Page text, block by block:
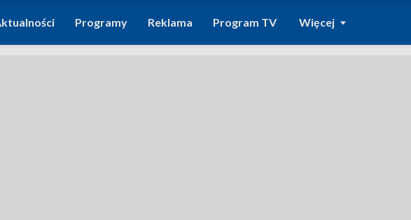
Programy Reklama Program TV Więcej